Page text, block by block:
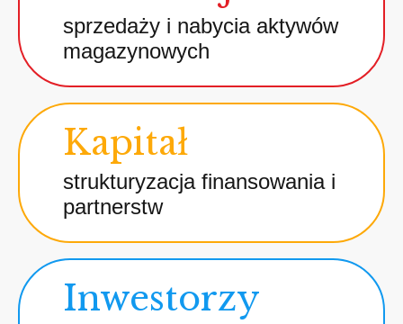
sprzedaży i nabycia aktywów
magazynowych
Kapitał
strukturyzacja finansowania i
partnerstw
Inwestorzy